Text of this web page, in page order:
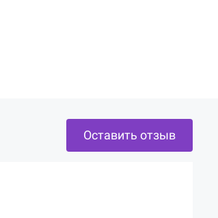
Оставить отзыв